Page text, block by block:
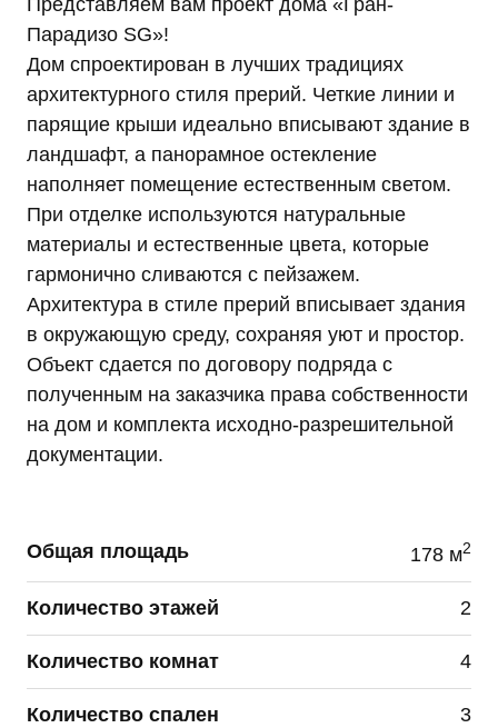
Представляем вам проект дома «Гран-
Парадизо SG»!
Дом спроектирован в лучших традициях
архитектурного стиля прерий. Четкие линии и
парящие крыши идеально вписывают здание в
ландшафт, а панорамное остекление
наполняет помещение естественным светом.
При отделке используются натуральные
материалы и естественные цвета, которые
гармонично сливаются с пейзажем.
Архитектура в стиле прерий вписывает здания
в окружающую среду, сохраняя уют и простор.
Объект сдается по договору подряда с
полученным на заказчика права собственности
на дом и комплекта исходно-разрешительной
документации.
Общая площадь 178 м2
Количество этажей 2
Количество комнат 4
Количество спален 3
общее описание используемых Оператором
способов обработки в соответствии с п. 3 ст. 3
Федерального закона от 27.07.2006 г. № 152-ФЗ
«О персональных данных». В ходе обработки с
персональными данными будут совершены
следующие действия: сбор; запись;
систематизация; накопление; хранение;
уточнение (обновление, изменение);
использование; обезличивание; удаление;
уничтожение.
Согласие дается, в том числе на возможные
информационные (рекламные) оповещения (в т.
ч. осуществления информационных рассылок,
рассылок о маркетинговых мероприятиях,
специальных предложениях и акциях
посредством SMS и e-mail).
Передача персональных данных третьим лицам
осуществляется на основании законодательства
Российской Федерации, договора с участием
письменному заявлению, направленному ПАО
Согласия.
Я подтверждаю, что, давая такое согласие, я